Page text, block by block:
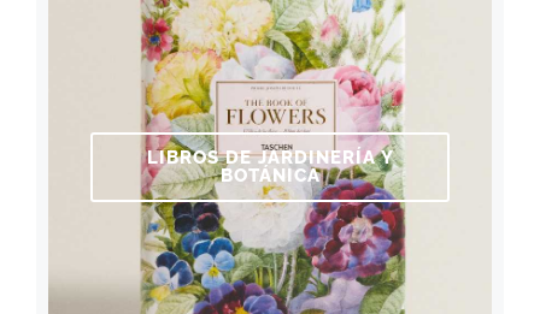
LIBROS DE JARDINERÍA Y
BOTÁNICA